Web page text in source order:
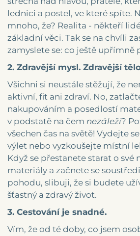
lednici a postel, ve které spíte.
mnoho, že? Realita - někteří
základní věci. Tak se na chvíli
zamyslete se: co ještě upřímně
2. Zdravější mysl. Zdravější
Všichni si neustále stěžují, že
aktivní, fit ani zdraví. No,
nakupováním a posedlostí
v podstatě na čem nezáleží?
všechen čas na světě! Vydejte
výlet nebo vyzkoušejte místní
Když se přestanete starat o své
materiály a začnete se
pohodu, slibuji, že si budete
šťastný a zdravý život.
3. Cestování je snadné.
Vím, že od té doby, co jsem